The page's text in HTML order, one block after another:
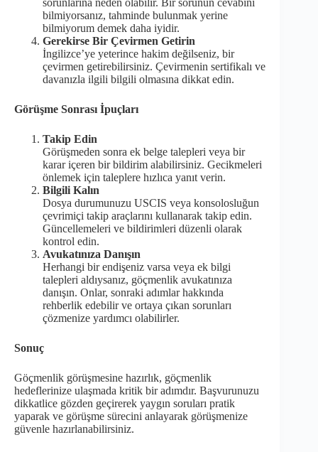
sorunlarına neden olabilir. Bir sorunun cevabını
bilmiyorsanız, tahminde bulunmak yerine
bilmiyorum demek daha iyidir.
Gerekirse Bir Çevirmen Getirin
İngilizce’ye yeterince hakim değilseniz, bir
çevirmen getirebilirsiniz. Çevirmenin sertifikalı ve
davanızla ilgili bilgili olmasına dikkat edin.
Görüşme Sonrası İpuçları
Takip Edin
Görüşmeden sonra ek belge talepleri veya bir
karar içeren bir bildirim alabilirsiniz. Gecikmeleri
önlemek için taleplere hızlıca yanıt verin.
Bilgili Kalın
Dosya durumunuzu USCIS veya konsolosluğun
çevrimiçi takip araçlarını kullanarak takip edin.
Güncellemeleri ve bildirimleri düzenli olarak
kontrol edin.
Avukatınıza Danışın
Herhangi bir endişeniz varsa veya ek bilgi
talepleri aldıysanız, göçmenlik avukatınıza
danışın. Onlar, sonraki adımlar hakkında
rehberlik edebilir ve ortaya çıkan sorunları
çözmenize yardımcı olabilirler.
Sonuç
Göçmenlik görüşmesine hazırlık, göçmenlik
hedeflerinize ulaşmada kritik bir adımdır. Başvurunuzu
dikkatlice gözden geçirerek yaygın soruları pratik
yaparak ve görüşme sürecini anlayarak görüşmenize
güvenle hazırlanabilirsiniz.